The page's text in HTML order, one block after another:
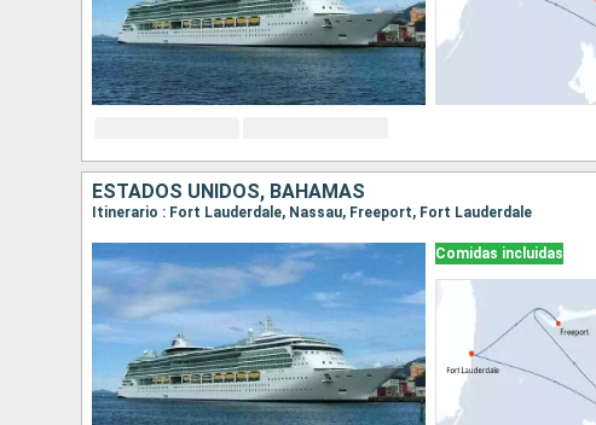
ESTADOS UNIDOS, BAHAMAS
Itinerario : Fort Lauderdale, Nassau, Freeport, Fort Lauderdale
Comidas incluidas